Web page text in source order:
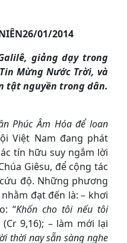
26/01/2014
giảng dạy trong
Mừng Nước Trời, và
tật nguyền trong dân.
Phúc Âm Hóa để loan
Việt Nam đang phát
tín hữu suy ngắm lời
Giêsu, để cộng tác
độ. Những phương
nhằm đạt đến là: – khơi
“Khốn cho tôi nếu tôi
(Cr 9,16); – làm mới lại
thời nay sẵn sàng nghe